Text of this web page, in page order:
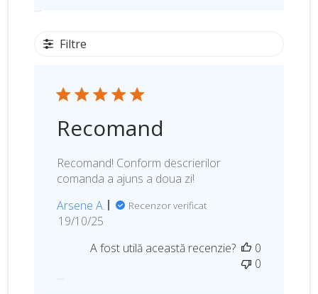
Filtre
Recomand
Recomand! Conform descrierilor
comanda a ajuns a doua zi!
Arsene A.
Recenzor verificat
D
19/10/25
A fost utilă această recenzie?
0
0